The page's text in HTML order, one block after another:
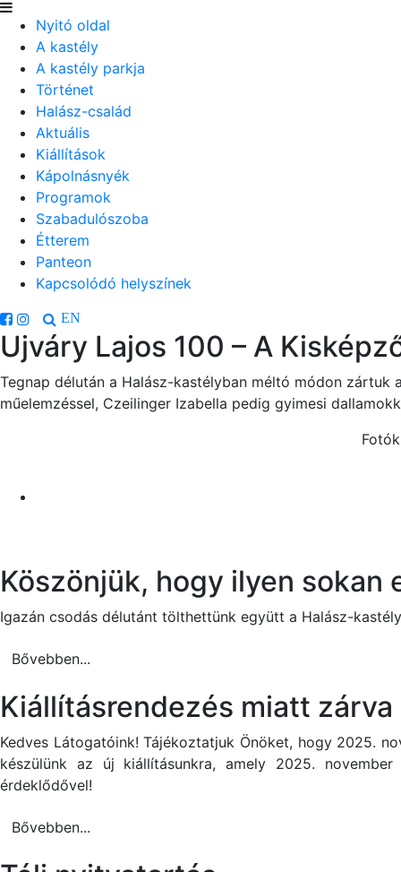
Nyitó oldal
A kastély
A kastély parkja
Történet
Halász-család
Aktuális
Kiállítások
Kápolnásnyék
Programok
Szabadulószoba
Étterem
Panteon
Kapcsolódó helyszínek
EN
Ujváry Lajos 100 – A
Tegnap délután a Halász-kastélyban méltó módon
műelemzéssel, Czeilinger Izabella pedig gyimesi
Köszönjük, hogy ilyen sokan
Igazán csodás délutánt tölthettünk együtt a Halász-
Bővebben...
Kiállításrendezés miatt zárva
Kedves Látogatóink! Tájékoztatjuk Önöket, hogy 2025.
készülünk az új kiállításunkra, amely 2025.
érdeklődővel!
Bővebben...